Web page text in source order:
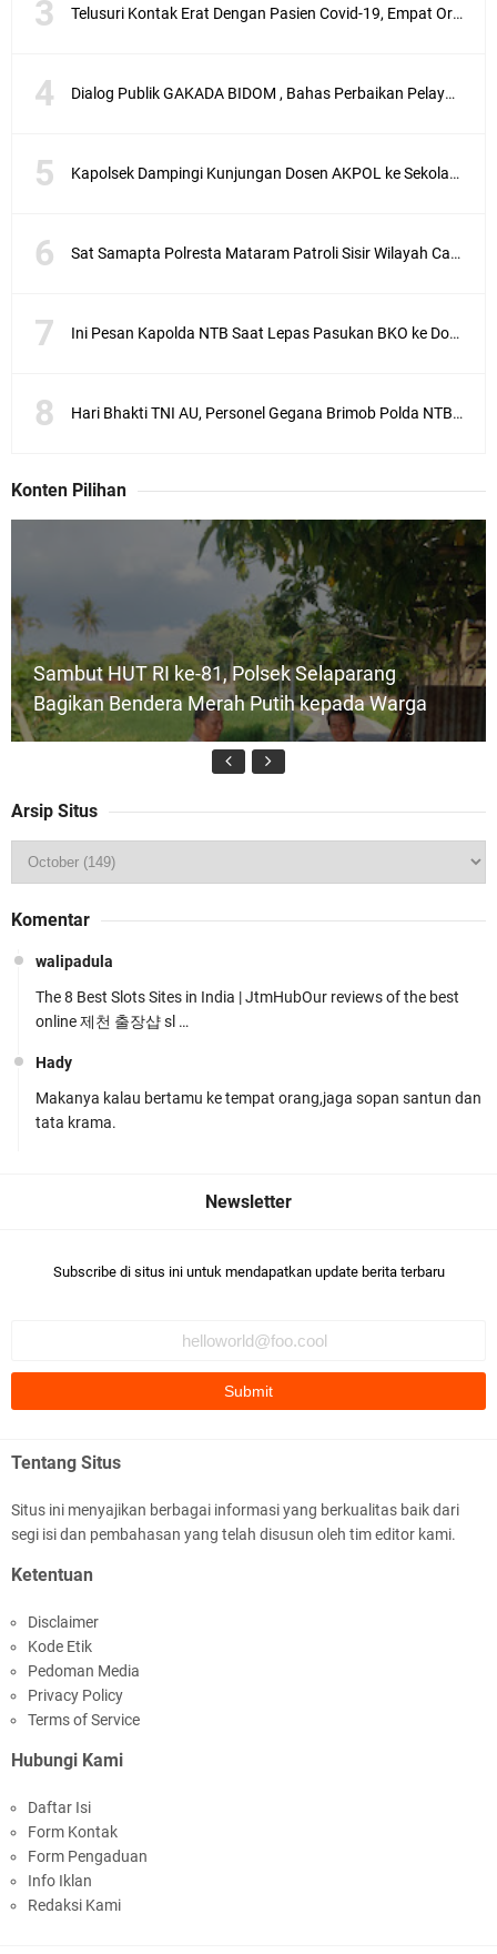
Telusuri Kontak Erat Dengan Pasien Covid-19, Empat Orang di Desa Kedaro Sekotong Dirapid
Dialog Publik GAKADA BIDOM , Bahas Perbaikan Pelayanan Medis di NTB
Kapolsek Dampingi Kunjungan Dosen AKPOL ke Sekolah Rakyat Gunungsari
Sat Samapta Polresta Mataram Patroli Sisir Wilayah Cakranegara
Ini Pesan Kapolda NTB Saat Lepas Pasukan BKO ke Dompu dan Bima
Hari Bhakti TNI AU, Personel Gegana Brimob Polda NTB Donor Darah
Konten Pilihan
Sambut HUT RI ke-81, Polsek Selaparang
Bagikan Bendera Merah Putih kepada Warga
Hadapi Tantangan Kamtibmas
Tim URC Polres Lombok Timur Ringkus Pelaku
Polsek Gunungsari Kawal keamanan Acara
Selamatan Bendungan Meninting
Lingkungan Taman Perkuat Sinergitas
Arsip Situs
Komentar
walipadula
The 8 Best Slots Sites in India | JtmHubOur reviews of the best
online 제천 출장샵 sl …
Hady
Makanya kalau bertamu ke tempat orang,jaga sopan santun dan
tata krama.
Subscribe di situs ini untuk mendapatkan update berita terbaru
Tentang Situs
Situs ini menyajikan berbagai informasi yang berkualitas baik dari
segi isi dan pembahasan yang telah disusun oleh tim editor kami.
Ketentuan
Disclaimer
Kode Etik
Pedoman Media
Privacy Policy
Terms of Service
Hubungi Kami
Daftar Isi
Form Kontak
Form Pengaduan
Info Iklan
Redaksi Kami